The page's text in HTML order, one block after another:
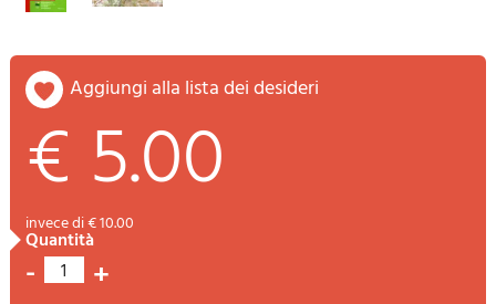
aggiungi alla lista dei desideri
€ 5.00
invece di € 10.00
quantità
- 1 +